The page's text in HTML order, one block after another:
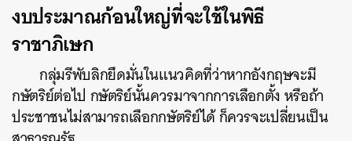
งบประมาณก้อนใหญ่ที่จะใช้ในพิธี
ราชาภิเษก
กลุ่มรีพับลิกยึดมั่นในแนวคิดที่ว่าหากอังกฤษจะมี
กษัตริย์ต่อไป กษัตริย์นั้นควรมาจากการเลือกตั้ง หรือถ้า
ประชาชนไม่สามารถเลือกกษัตริย์ได้ ก็ควรจะเปลี่ยนเป็น